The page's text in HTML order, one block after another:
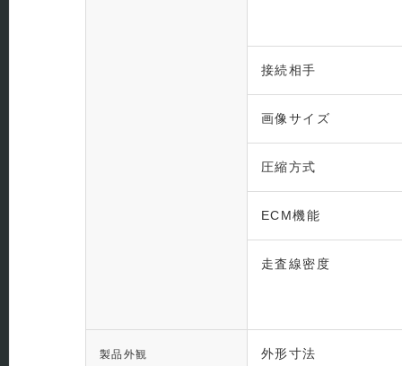
接続相手
画像サイズ
圧縮方式
ECM機能
走査線密度
製品外観 外形寸法